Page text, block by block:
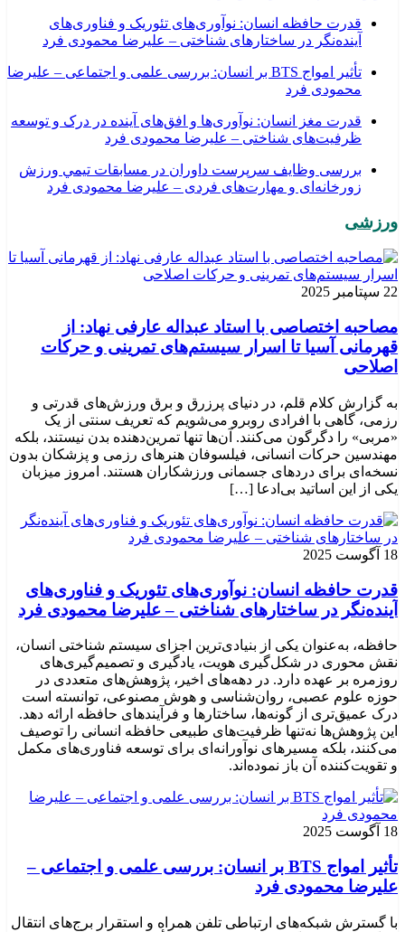
قدرت حافظه انسان: نوآوری‌های تئوریک و فناوری‌های
آینده‌نگر در ساختارهای شناختی – علیرضا محمودی فرد
تأثیر امواج BTS بر انسان: بررسی علمی و اجتماعی – علیرضا
محمودی فرد
قدرت مغز انسان: نوآوری‌ها و افق‌های آینده در درک و توسعه
ظرفیت‌های شناختی – علیرضا محمودی فرد
بررسی وظايف سرپرست داوران در مسابقات تیمي ورزش
زورخانه‌ای و مهارت‌های فردی – علیرضا محمودی فرد
ورزشی
22 سپتامبر 2025
مصاحبه اختصاصی با استاد عبداله عارفی نهاد: از
قهرمانی آسیا تا اسرار سیستم‌های تمرینی و حرکات
اصلاحی
به گزارش کلام قلم، در دنیای پرزرق و برق ورزش‌های قدرتی و
رزمی، گاهی با افرادی روبرو می‌شویم که تعریف سنتی از یک
«مربی» را دگرگون می‌کنند. آن‌ها تنها تمرین‌دهنده بدن نیستند، بلکه
مهندسین حرکات انسانی، فیلسوفان هنرهای رزمی و پزشکان بدون
نسخه‌ای برای دردهای جسمانی ورزشکاران هستند. امروز میزبان
یکی از این اساتید بی‌ادعا […]
18 آگوست 2025
قدرت حافظه انسان: نوآوری‌های تئوریک و فناوری‌های
آینده‌نگر در ساختارهای شناختی – علیرضا محمودی فرد
حافظه، به‌عنوان یکی از بنیادی‌ترین اجزای سیستم شناختی انسان،
نقش محوری در شکل‌گیری هویت، یادگیری و تصمیم‌گیری‌های
روزمره بر عهده دارد. در دهه‌های اخیر، پژوهش‌های متعددی در
حوزه علوم عصبی، روان‌شناسی و هوش مصنوعی، توانسته‌ است
درک عمیق‌تری از گونه‌ها، ساختارها و فرآیندهای حافظه ارائه دهد.
این پژوهش‌ها نه‌تنها ظرفیت‌های طبیعی حافظه انسانی را توصیف
می‌کنند، بلکه مسیرهای نوآورانه‌ای برای توسعه فناوری‌های مکمل
و تقویت‌کننده آن باز نموده‌اند.
18 آگوست 2025
تأثیر امواج BTS بر انسان: بررسی علمی و اجتماعی –
علیرضا محمودی فرد
با گسترش شبکه‌های ارتباطی تلفن همراه و استقرار برج‌های انتقال